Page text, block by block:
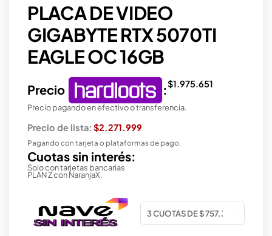
PLACA DE VIDEO
GIGABYTE RTX 5070TI
EAGLE OC 16GB
Precio :$1.975.651
Precio pagando en efectivo o transferencia.
Precio de lista: $2.271.999
Pagando con tarjeta o plataformas de pago.
Cuotas sin interés:
Solo con tarjetas bancarias
PLAN Z con NaranjaX.